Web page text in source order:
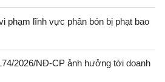
phạm lĩnh vực phân bón bị phạt bao
2026/NĐ-CP ảnh hưởng tới doanh